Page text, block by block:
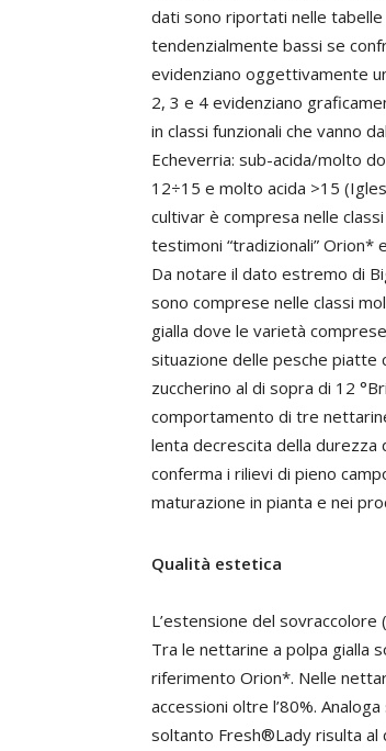
dati sono riportati nelle
tendenzialmente bassi se
evidenziano oggettivamente
2, 3 e 4 evidenziano
in classi funzionali che vanno
Echeverria: sub-acida/molto
12÷15 e molto acida >15
cultivar è compresa nelle
testimoni “tradizionali” Orion*
Da notare il dato estremo di
sono comprese nelle classi
gialla dove le varietà
situazione delle pesche piatte
zuccherino al di sopra di 12
comportamento di tre
lenta decrescita della durezza
conferma i rilievi di pieno
maturazione in pianta e nei
Qualità estetica
L’estensione del
Tra le nettarine a polpa gialla
riferimento Orion*. Nelle
accessioni oltre l’80%.
soltanto Fresh®Lady risulta al